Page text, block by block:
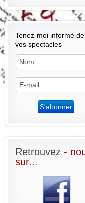
Tenez-moi informé de
vos spectacles
Retrouvez -
sur...